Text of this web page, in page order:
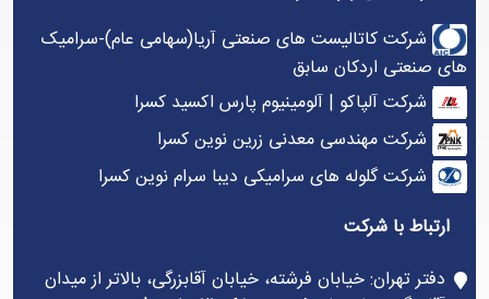
شرکت کاتالیست های صنعتی آریا(سهامی عام)-سرامیک
های صنعتی اردکان سابق
شرکت آلپاکو | آلومینیوم پارس اکسید کسرا
شرکت مهندسی معدنی زرین نوین کسرا
شرکت گلوله های سرامیکی دیبا سرام نوین کسرا
ارتباط با شرکت
دفتر تهران: خیابان فرشته، خیابان آقابزرگی، بالاتر از میدان